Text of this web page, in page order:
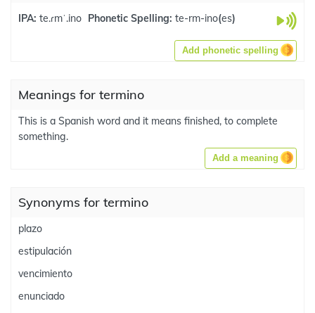
IPA: te.ɾmˈ.ino Phonetic Spelling: te-rm-ino(es)
Add phonetic spelling
Meanings for termino
This is a Spanish word and it means finished, to complete
something.
Add a meaning
Synonyms for termino
plazo
estipulación
vencimiento
enunciado